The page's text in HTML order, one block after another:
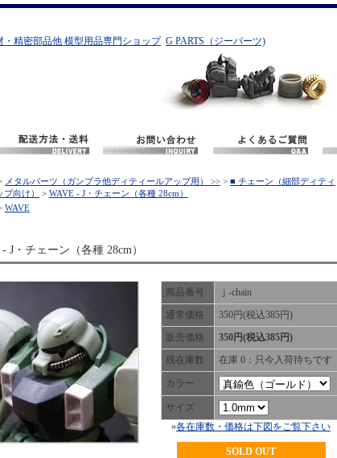
精密部品他 模型用品専門ショップ G PARTS（ジーパーツ)
メタルパーツ（ガンプラ他ディティールアップ用） >> > ■ チェーン（細部ディティ
プ向け）
> WAVE - J・チェーン（各種 28cm）
WAVE
- J・チェーン（各種 28cm）
商品番号
ｊ-chain
通常価格
350円(税込385円)
販売価格
350円(税込385円)
残在庫数
在庫 0：只今入荷待ちです
カラー
サイズ
»各在庫数・価格は下図をご覧下さい
SOLD OUT